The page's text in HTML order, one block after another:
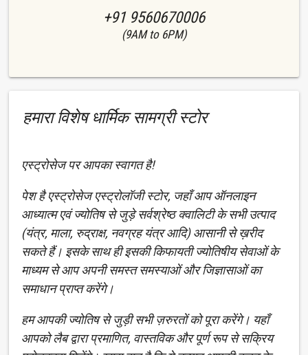
+91 9560670006
(9AM to 6PM)
हमारा विशेष धार्मिक सामग्री स्टोर
एस्ट्रोसेज पर आपका स्वागत है!
पेश है एस्ट्रोसेज एस्ट्रोलॉजी स्टोर, जहाँ आप ऑनलाइन
आध्यात्म एवं ज्योतिष से जुड़े सर्वश्रेष्ठ क्वालिटी के सभी उत्पाद
(यंत्र, माला, रुद्राक्ष, नवग्रह यंत्र आदि) आसानी से ख़रीद
सकते हैं। इसके साथ ही इसकी किफायती ज्योतिषीय सेवाओं के
माध्यम से आप अपनी समस्त समस्याओं और जिज्ञासाओं का
समाधान प्राप्त करेंगे।
हम आपकी ज्योतिष से जुड़ी सभी ज़रुरतों को पूरा करेंगे। यहाँ
आपको लैब द्वारा प्रमाणित, वास्तविक और पूर्ण रूप से सक्रिय